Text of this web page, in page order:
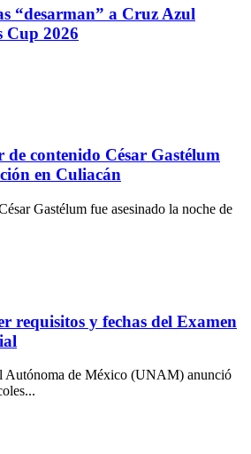
“desarman” a Cruz Azul
Cup 2026
de contenido César Gastélum
en Culiacán
Gastélum fue asesinado la noche de
requisitos y fechas del Examen
Autónoma de México (UNAM) anunció